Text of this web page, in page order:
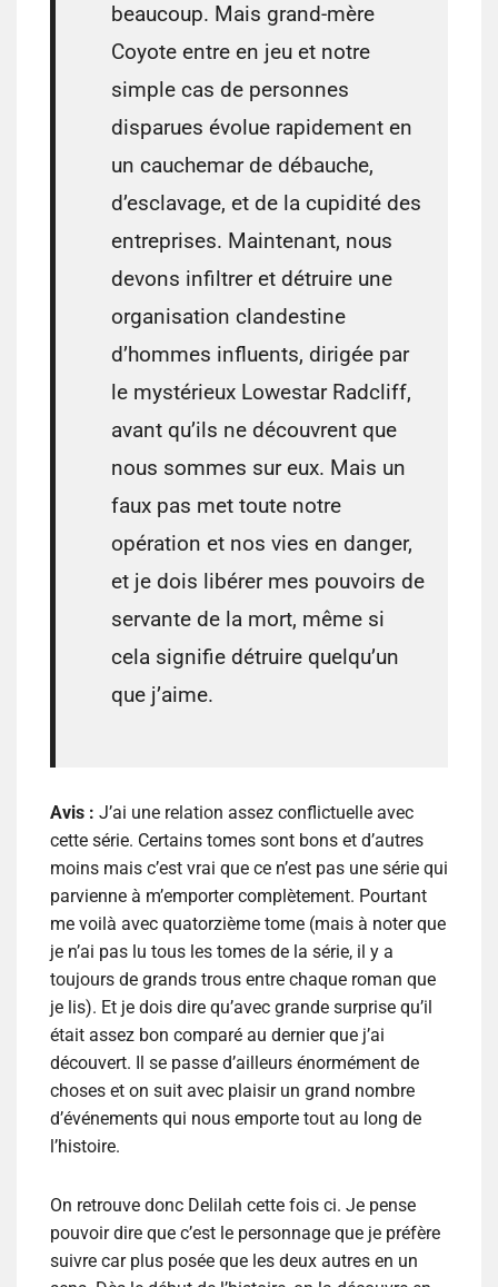
beaucoup. Mais grand-mère
Coyote entre en jeu et notre
simple cas de personnes
disparues évolue rapidement en
un cauchemar de débauche,
d’esclavage, et de la cupidité des
entreprises. Maintenant, nous
devons infiltrer et détruire une
organisation clandestine
d’hommes influents, dirigée par
le mystérieux Lowestar Radcliff,
avant qu’ils ne découvrent que
nous sommes sur eux. Mais un
faux pas met toute notre
opération et nos vies en danger,
et je dois libérer mes pouvoirs de
servante de la mort, même si
cela signifie détruire quelqu’un
que j’aime.
Avis : J’ai une relation assez conflictuelle avec
cette série. Certains tomes sont bons et d’autres
moins mais c’est vrai que ce n’est pas une série qui
parvienne à m’emporter complètement. Pourtant
me voilà avec quatorzième tome (mais à noter que
je n’ai pas lu tous les tomes de la série, il y a
toujours de grands trous entre chaque roman que
je lis). Et je dois dire qu’avec grande surprise qu’il
était assez bon comparé au dernier que j’ai
découvert. Il se passe d’ailleurs énormément de
choses et on suit avec plaisir un grand nombre
d’événements qui nous emporte tout au long de
l’histoire.
On retrouve donc Delilah cette fois ci. Je pense
pouvoir dire que c’est le personnage que je préfère
suivre car plus posée que les deux autres en un